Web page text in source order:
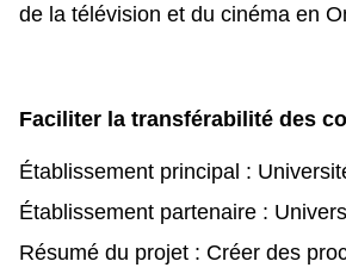
de la télévision et du cinéma en
Faciliter la transférabilité des
Établissement principal :
Établissement partenaire :
Résumé du projet : Créer des